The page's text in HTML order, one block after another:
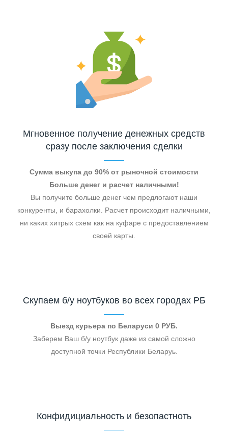
Мгновенное получение денежных средств
сразу после заключения сделки
Сумма выкупа до 90% от рыночной стоимости
Больше денег и расчет наличными!
Вы получите больше денег чем предлогают наши
конкуренты, и барахолки. Расчет происходит наличными,
ни каких хитрых схем как на куфаре с предоставлением
своей карты.
Скупаем б/у ноутбуков во всех городах РБ
Выезд курьера по Беларуси 0 РУБ.
Заберем Ваш б/у ноутбук даже из самой сложно
доступной точки Республики Беларуь.
Конфидициальность и безопастноть